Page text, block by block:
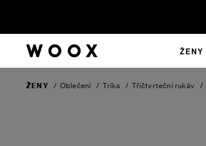
ŽENY
ŽENY / Oblečení / Trika / Tříčtvrteční rukáv /